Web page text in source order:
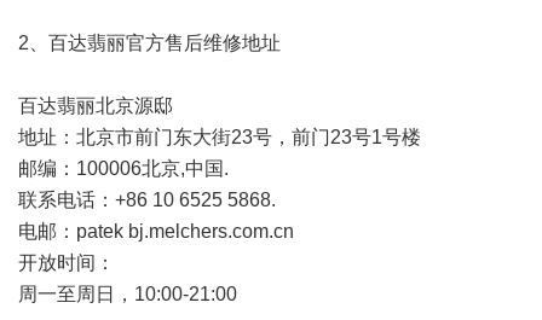
2、百达翡丽官方售后维修地址
百达翡丽北京源邸
地址：北京市前门东大街23号，前门23号1号楼
邮编：100006北京,中国.
联系电话：+86 10 6525 5868.
电邮：patek bj.melchers.com.cn
开放时间：
周一至周日，10:00-21:00